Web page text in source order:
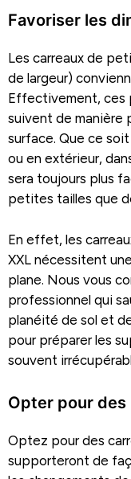
Favoriser les
Les carreaux de
de largeur)
Effectivement, ces
suivent de manière
surface. Que ce
ou en extérieur,
sera toujours plus
petites tailles que
En effet, les
XXL nécessitent
plane. Nous vous
professionnel qui
planéité de sol et
pour préparer les
souvent
Opter pour
Optez pour des
supporteront de